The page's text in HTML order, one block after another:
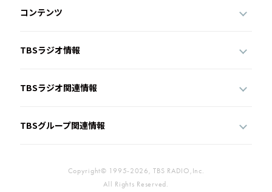
コンテンツ
TBSラジオ情報
TBSラジオ関連情報
TBSグループ関連情報
Copyright© 1995-2026, TBS RADIO,Inc.
All Rights Reserved.